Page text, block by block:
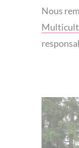
Nous